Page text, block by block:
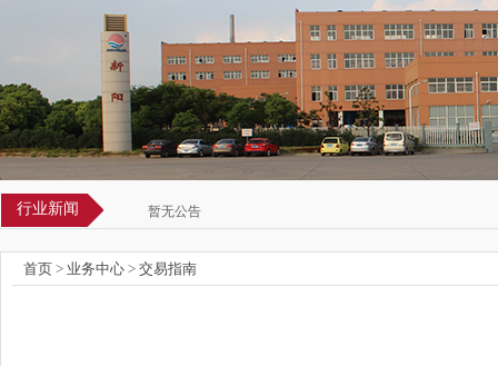
行业新闻 暂无公告
首页 > 业务中心 > 交易指南